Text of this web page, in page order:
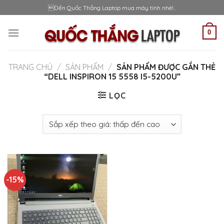
to
content
Đến Quốc Thắng Laptop mua máy tính nhé!...
0
TRANG CHỦ / SẢN PHẨM / SẢN PHẨM ĐƯỢC GẮN THẺ
“DELL INSPIRON 15 5558 I5-5200U”
LỌC
-15%